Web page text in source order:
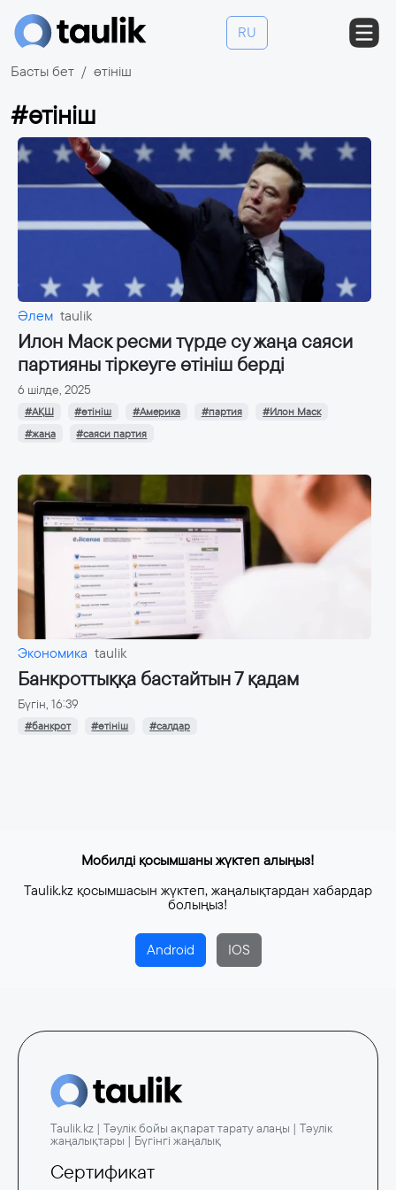
RU
Басты бет өтініш
#өтініш
Әлем taulik
Илон Маск ресми түрде су жаңа саяси
партияны тіркеуге өтініш берді
6 шілде, 2025
#АҚШ #өтініш #Америка #партия
#Илон Маск
#жаңа
#саяси партия
Экономика taulik
Банкроттыққа бастайтын 7 қадам
Бүгін, 16:39
#банкрот #өтініш #салдар
Мобилді қосымшаны жүктеп алыңыз!
Taulik.kz қосымшасын жүктеп, жаңалықтардан хабардар
болыңыз!
Android IOS
Taulik.kz | Тәулік бойы ақпарат тарату алаңы | Тәулік
жаңалықтары | Бүгінгі жаңалық
Сертификат